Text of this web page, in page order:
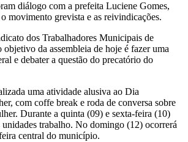
diálogo com a prefeita Luciene Gomes,
movimento grevista e as reivindicações.
dos Trabalhadores Municipais de
da assembleia de hoje é fazer uma
e debater a questão do precatório do
uma atividade alusiva ao Dia
com coffe break e roda de conversa sobre
Durante a quinta (09) e sexta-feira (10)
unidades trabalho. No domingo (12) ocorrerá
central do município.